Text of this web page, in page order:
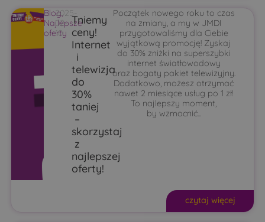
Blog,
Najlepsze
oferty
2025-
02-
10
Tniemy
ceny!
Internet
i
telewizja
do
30%
taniej
–
skorzystaj
z
najlepszej
oferty!
Początek nowego roku to czas
na zmiany, a my w JMDI
przygotowaliśmy dla Ciebie
wyjątkową promocję! Zyskaj
do 30% zniżki na superszybki
internet światłowodowy
oraz bogaty pakiet telewizyjny.
Dodatkowo, możesz otrzymać
nawet 2 miesiące usług po 1 zł!
To najlepszy moment,
by wzmocnić...
czytaj więcej